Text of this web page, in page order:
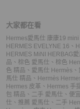
大家都在看
Hermes愛馬仕 康康19
HERMES EVELYNE 16 、
HERMES MiNI HERBAG
品 、 棕色 愛馬仕 、 棕色
色 精品 、 愛馬仕 Hermès 、
馬仕 精品 、 Hermès
Hermes 皮革 、 Hermes 手
包 精品 、 二手 愛馬仕 、 便
仕 、 推薦 愛馬仕 、 二手